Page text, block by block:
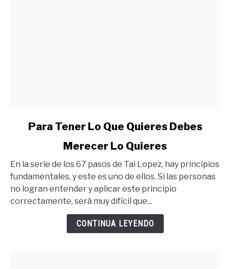
Tener
Lo
Que
Quieres
Para Tener Lo Que Quieres Debes
Merecer Lo Quieres
En la serie de los 67 pasos de Tai Lopez, hay principios
fundamentales, y este es uno de ellos. Si las personas
no logran entender y aplicar este principio
correctamente, será muy difícil que...
CONTINUA LEYENDO